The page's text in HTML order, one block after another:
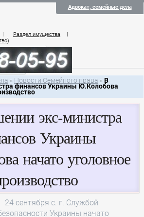
Адвокат, семейные дела
| Раздел имущества
|
праву
» Новости Семейного права »В
финансов Украины Ю.Колобова
экс-министра
Украины
начато уголовное
24 сентября с. г. Службой
Украины начато